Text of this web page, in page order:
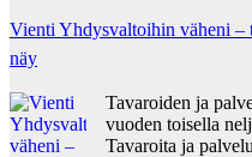
Vienti Yhdysvaltoihin väheni –
näy
Tavaroiden ja
vuoden toisella
Tavaroita ja